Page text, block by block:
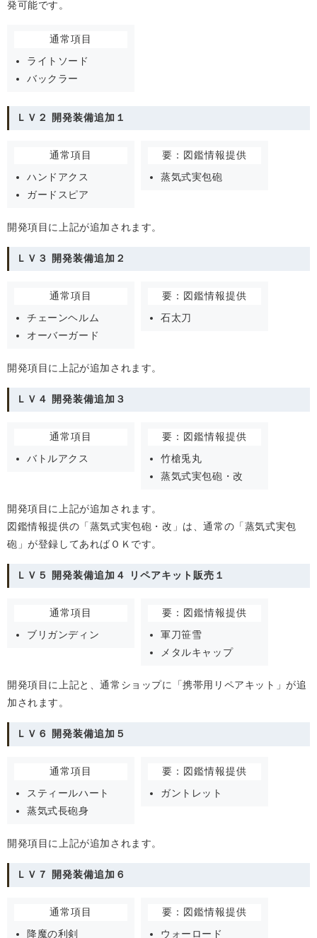
発可能です。
通常項目
ライトソード
バックラー
ＬＶ２ 開発装備追加１
通常項目
ハンドアクス
ガードスピア
要：図鑑情報提供
蒸気式実包砲
開発項目に上記が追加されます。
ＬＶ３ 開発装備追加２
通常項目
チェーンヘルム
オーバーガード
要：図鑑情報提供
石太刀
開発項目に上記が追加されます。
ＬＶ４ 開発装備追加３
通常項目
バトルアクス
要：図鑑情報提供
竹槍兎丸
蒸気式実包砲・改
開発項目に上記が追加されます。
図鑑情報提供の「蒸気式実包砲・改」は、通常の「蒸気式実包
砲」が登録してあればＯＫです。
ＬＶ５ 開発装備追加４ リペアキット販売１
通常項目
ブリガンディン
要：図鑑情報提供
軍刀笹雪
メタルキャップ
開発項目に上記と、通常ショップに「携帯用リペアキット」が追
加されます。
ＬＶ６ 開発装備追加５
通常項目
スティールハート
蒸気式長砲身
要：図鑑情報提供
ガントレット
開発項目に上記が追加されます。
ＬＶ７ 開発装備追加６
通常項目
降魔の利剣
要：図鑑情報提供
ウォーロード